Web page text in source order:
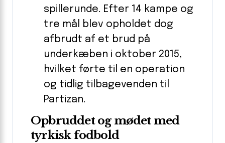
spillerunde. Efter 14 kampe og
tre mål blev opholdet dog
afbrudt af et brud på
underkæben i oktober 2015,
hvilket førte til en operation
og tidlig tilbagevenden til
Partizan.
Opbruddet og mødet med
tyrkisk fodbold